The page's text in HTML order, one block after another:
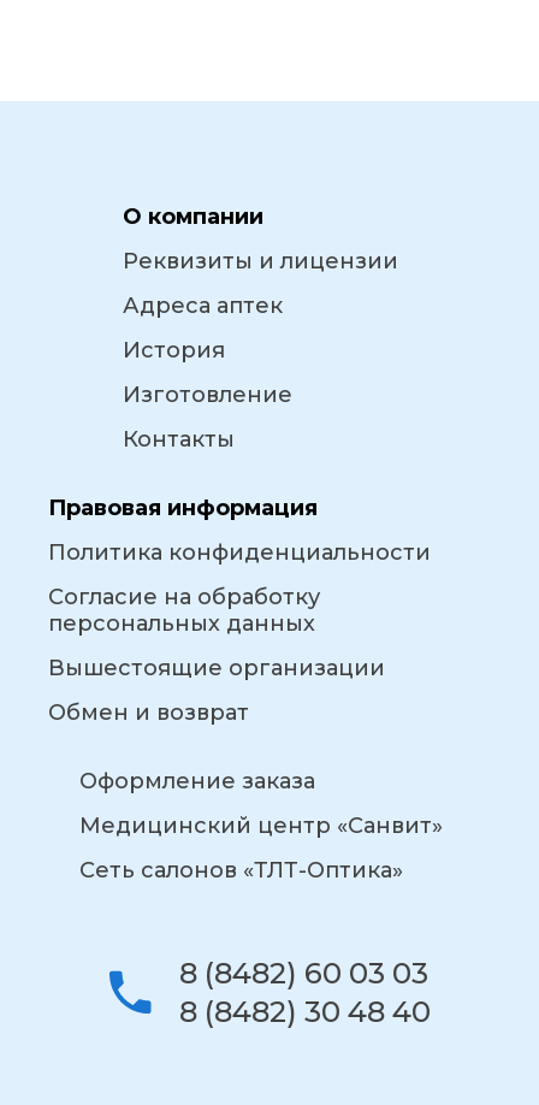
О компании
Реквизиты и лицензии
Адреса аптек
История
Изготовление
Контакты
Правовая информация
Политика конфиденциальности
Согласие на обработку
персональных данных
Вышестоящие организации
Обмен и возврат
Оформление заказа
Медицинский центр «Санвит»
Сеть салонов «ТЛТ-Оптика»
8 (8482) 60 03 03
8 (8482) 30 48 40